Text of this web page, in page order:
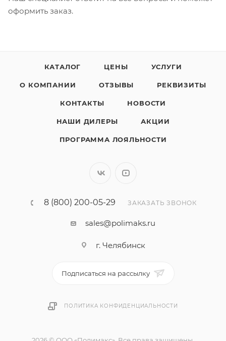
оформить заказ.
КАТАЛОГ ЦЕНЫ УСЛУГИ
О КОМПАНИИ ОТЗЫВЫ РЕКВИЗИТЫ
КОНТАКТЫ НОВОСТИ
НАШИ ДИЛЕРЫ АКЦИИ
ПРОГРАММА ЛОЯЛЬНОСТИ
8 (800) 200-05-29 ЗАКАЗАТЬ ЗВОНОК
sales@polimaks.ru
г. Челябинск
Подписаться на рассылку
ПОЛИТИКА КОНФИДЕНЦИАЛЬНОСТИ